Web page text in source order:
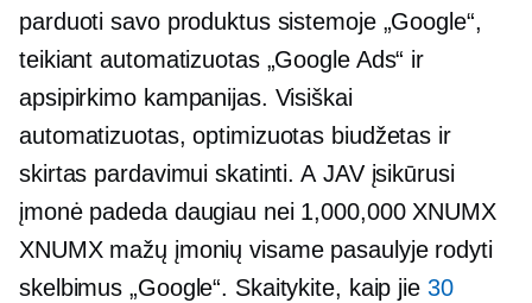
parduoti savo produktus sistemoje „Google“,
teikiant automatizuotas „Google Ads“ ir
apsipirkimo kampanijas. Visiškai
automatizuotas, optimizuotas biudžetas ir
skirtas pardavimui skatinti. A JAV įsikūrusi
įmonė padeda daugiau nei 1,000,000 XNUMX
XNUMX mažų įmonių visame pasaulyje rodyti
skelbimus „Google“. Skaitykite, kaip jie 30